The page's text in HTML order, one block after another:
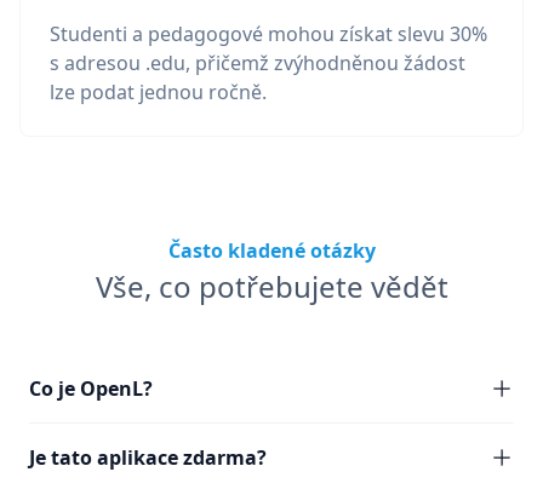
Studenti a pedagogové mohou získat slevu 30%
s adresou .edu, přičemž zvýhodněnou žádost
lze podat jednou ročně.
Často kladené otázky
Vše, co potřebujete vědět
Co je OpenL?
Je tato aplikace zdarma?